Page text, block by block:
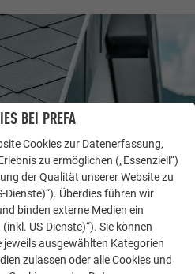
BEI PREFA
Cookies zur Datenerfassung,
zu ermöglichen („Essenziell“)
der Qualität unserer Website zu
Dienste)“). Überdies führen wir
binden externe Medien ein
US-Dienste)“). Sie können
jeweils ausgewählten Kategorien
zulassen oder alle Cookies und